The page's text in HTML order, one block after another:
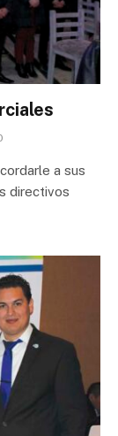
a sus
directivos